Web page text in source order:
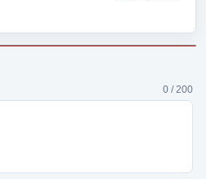
0 / 200